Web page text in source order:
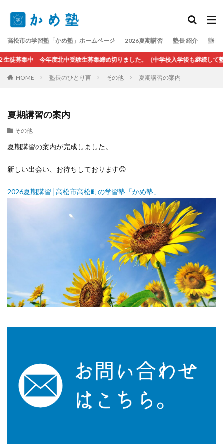
高松市の学習塾「かめ塾」ホームページ 2026夏期講習 塾長 紹介 塾長
集中 今年度北中受験生募集締め切りました。（中学校入学後も継続して塾
HOME 塾長のひとり言 その他 夏期講習の案内
夏期講習の案内
その他
夏期講習の案内が完成しました。
新しい出会い、お待ちしております😊
2026夏期講習│高松市高松町の学習塾「かめ塾」